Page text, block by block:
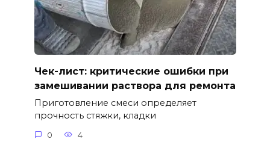
Чек-лист: критические ошибки при
замешивании раствора для ремонта
Приготовление смеси определяет
прочность стяжки, кладки
0 4